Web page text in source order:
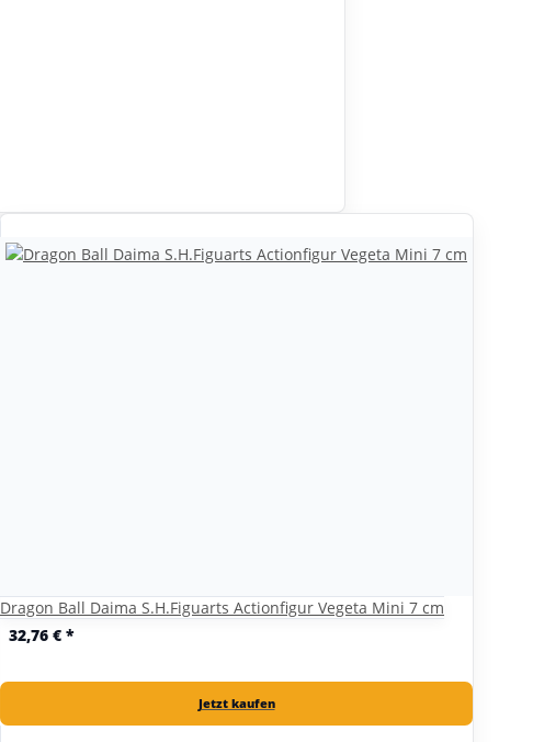
Dragon Ball Daima S.H.Figuarts Actionfigur Vegeta Mini 7 cm
32,76 € *
Jetzt kaufen